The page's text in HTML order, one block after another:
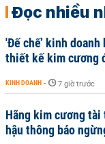
Đọc nhiều
'Đế chế’ kinh doanh
thiết kế kim cương
KINH DOANH - 7 giờ trước
Hãng kim cương
hậu thông báo